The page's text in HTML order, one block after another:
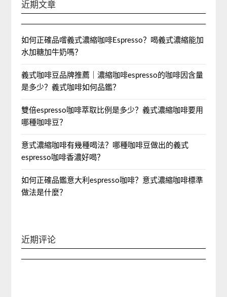
近期文章
如何正確品嚐義式濃縮咖啡Espresso？喝義式濃縮能加
水加糖加牛奶嗎？
義式咖啡豆品牌推薦｜濃縮咖啡espresso的咖啡因含量
是多少？義式咖啡如何品鑑？
雙倍espresso咖啡萃取比例是多少？義式濃縮咖啡要用
哪種咖啡豆？
意式濃縮咖啡有幾種喝法？哪種咖啡豆做出的義式
espresso咖啡香濃好喝？
如何正確品鑑意大利espresso咖啡？意式濃縮咖啡標準
做法是什麼？
近期评论